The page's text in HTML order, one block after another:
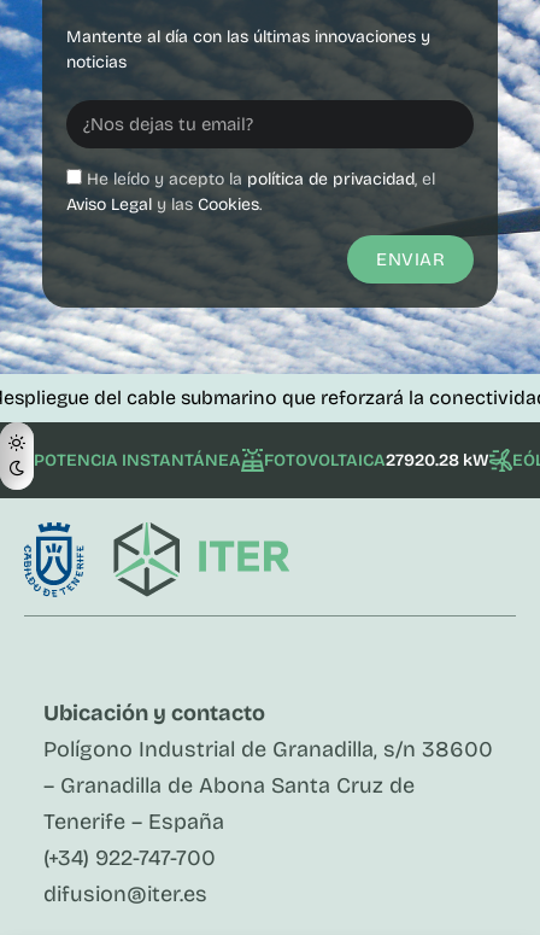
Mantente al día con las últimas innovaciones y
noticias
He leído y acepto la política de privacidad, el
Aviso Legal y las Cookies.
ENVIAR
del cable submarino que reforzará la conectividad de
POTENCIA INSTANTÁNEA FOTOVOLTAICA27920.28 kW
Ubicación y contacto
Polígono Industrial de Granadilla, s/n 38600
– Granadilla de Abona Santa Cruz de
Tenerife – España
(+34) 922-747-700
difusion@iter.es